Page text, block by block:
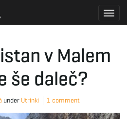
g
v Malem
še daleč?
under Utrinki 1 comment